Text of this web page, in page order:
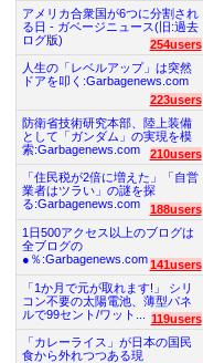
アメリカ合衆国が6つに分割され
る日 - ガベージニュース(旧:過去
ログ版)
254users
人生の「レベルアップ」は突然
ドアを叩く:Garbagenews.com
223users
防衛省技術研究本部、陸上装備
として「ガンダム」の実現を模
索:Garbagenews.com
210users
「住民税が2倍に増えた」「自営
業者はツラい」の謎を探
る:Garbagenews.com
188users
1日500アクセス以上のブログは
全ブログの
●％:Garbagenews.com 141users
「1か月で元が取れます!」 シリ
コン不要の太陽電池、薄型パネ
ルで99セント/ワット...
119users
「カレーライス」が日本の国民
食から外れつつある現